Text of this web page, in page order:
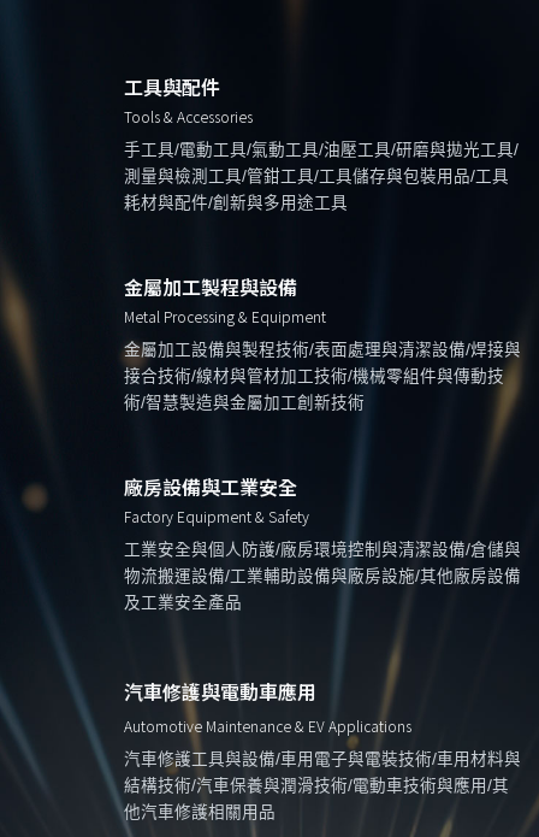
工具與配件
Tools & Accessories
手工具/電動工具/氣動工具/油壓工具/研磨與拋光工具/
測量與檢測工具/管鉗工具/工具儲存與包裝用品/工具
耗材與配件/創新與多用途工具
金屬加工製程與設備
Metal Processing & Equipment
金屬加工設備與製程技術/表面處理與清潔設備/焊接與
接合技術/線材與管材加工技術/機械零組件與傳動技
術/智慧製造與金屬加工創新技術
廠房設備與工業安全
Factory Equipment & Safety
工業安全與個人防護/廠房環境控制與清潔設備/倉儲與
物流搬運設備/工業輔助設備與廠房設施/其他廠房設備
及工業安全產品
汽車修護與電動車應用
Automotive Maintenance & EV Applications
汽車修護工具與設備/車用電子與電裝技術/車用材料與
結構技術/汽車保養與潤滑技術/電動車技術與應用/其
他汽車修護相關用品